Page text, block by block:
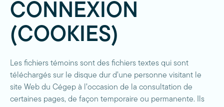
CONNEXION
(COOKIES)
Les fichiers témoins sont des fichiers textes qui sont
téléchargés sur le disque dur d’une personne visitant le
site Web du Cégep à l’occasion de la consultation de
certaines pages, de façon temporaire ou permanente. Ils